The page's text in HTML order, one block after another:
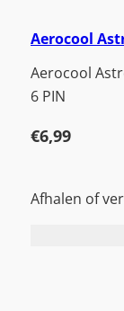
Aerocool
Aerocool
6 PIN
€6,99
Afhalen of